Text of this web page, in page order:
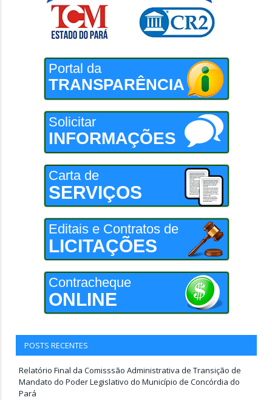
Portal da
TRANSPARÊNCIA
Solicitar
INFORMAÇÕES
Carta de
SERVIÇOS
Editais e Contratos de
LICITAÇÕES
Contracheque
ONLINE
POSTS RECENTES
Relatório Final da Comisssão Administrativa de Transição de
Mandato do Poder Legislativo do Município de Concórdia do
Pará